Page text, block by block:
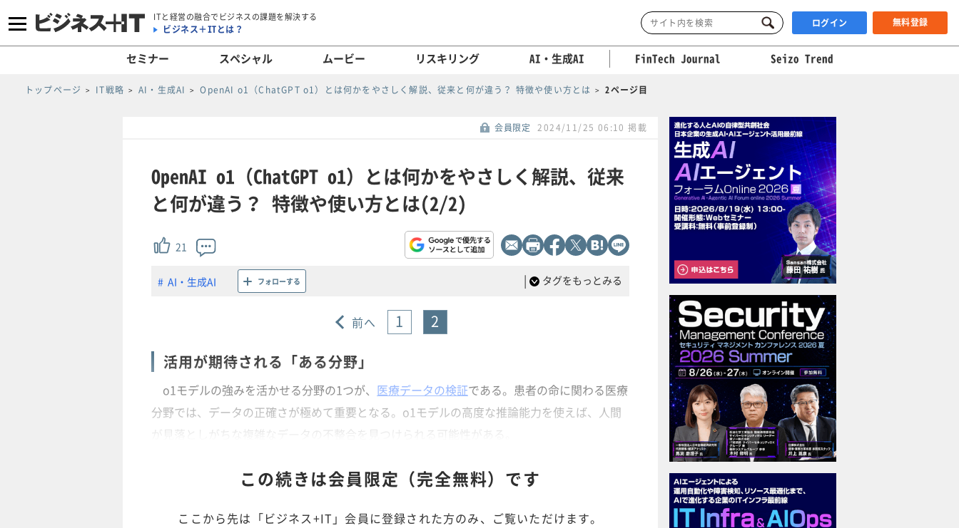
ITと経営の融合でビジネスの課題を解決する
ビジネス＋ITとは？ ログイン 無料登録
セミナー スペシャル ムービー リスキリング AI・生成AI FinTech Journal Seizo Trend
トップページ IT戦略 AI・生成AI OpenAI o1（ChatGPT o1）とは何かをやさしく解説、従来と何が違う？ 特徴や使い方とは 2ページ目
会員限定 2024/11/25 06:10 掲載
OpenAI o1（ChatGPT o1）とは何かをやさしく解説、従来
と何が違う？ 特徴や使い方とは(2/2)
21
AI・生成AI フォローする | タグをもっとみる
前へ 1
2
活用が期待される「ある分野」
o1モデルの強みを活かせる分野の1つが、 医療データの検証である。患者の命に関わる医療
分野では、データの正確さが極めて重要となる。o1モデルの高度な推論能力を使えば、人間
が見落としがちな複雑なデータの不整合を見つけられる可能性がある。
この続きは会員限定（完全無料）です
ここから先は「ビジネス+IT」会員に登録された方のみ、ご覧いただけます。